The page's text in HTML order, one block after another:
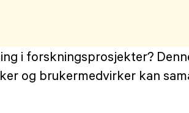
i forskningsprosjekter?
og brukermedvirker kan